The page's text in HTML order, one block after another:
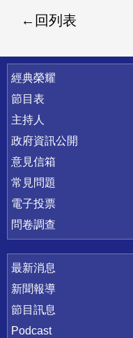
回列表
快速連結
經典榮耀
節目表
主持人
政府資訊公開
意見信箱
常見問題
電子投票
問卷調查
最新消息
新聞報導
節目訊息
Podcast